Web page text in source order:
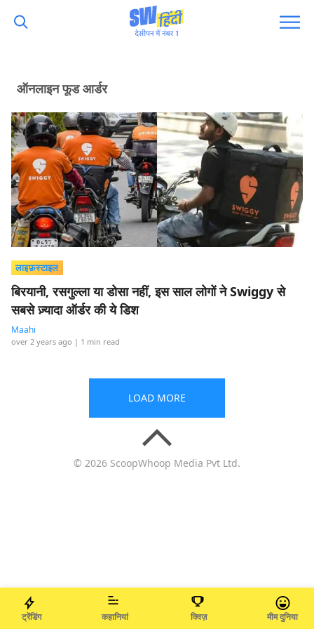
ऑनलाइन फूड आर्डर
लाइफ़स्टाइल
बिरयानी, रसगुल्ला या डोसा नहीं, इस साल लोगों ने Swiggy से
सबसे ज़्यादा ऑर्डर की ये डिश
Maahi
over 2 years ago | 1 min read
LOAD MORE
© 2026 ScoopWhoop Media Pvt Ltd.
ट्रेंडिंग कहानियां क्विज़ मीम दुनिया